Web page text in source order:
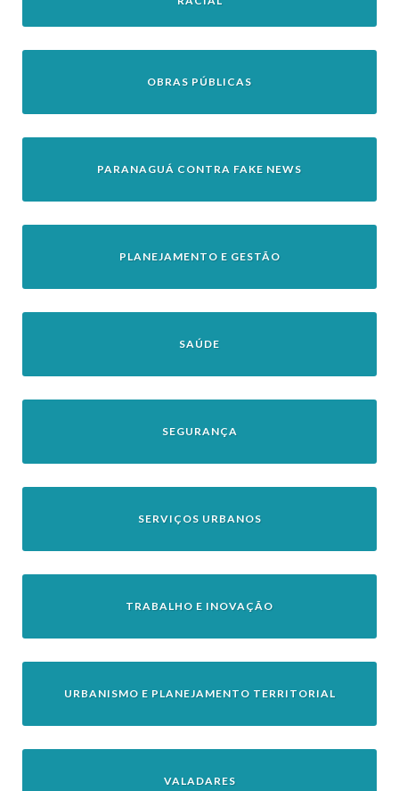
OBRAS PÚBLICAS
PARANAGUÁ CONTRA FAKE NEWS
PLANEJAMENTO E GESTÃO
SAÚDE
SEGURANÇA
SERVIÇOS URBANOS
TRABALHO E INOVAÇÃO
URBANISMO E PLANEJAMENTO TERRITORIAL
VALADARES